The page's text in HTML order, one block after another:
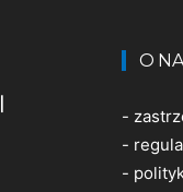
O
-
-
-